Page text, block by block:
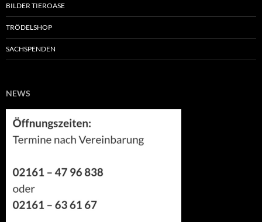
BILDER TIEROASE
TRÖDELSHOP
SACHSPENDEN
NEWS